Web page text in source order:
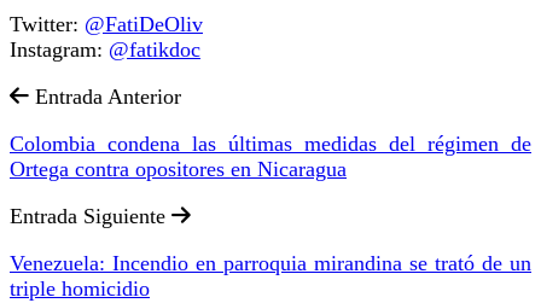
Twitter: @FatiDeOliv
Instagram: @fatikdoc
Entrada Anterior
Colombia condena las últimas medidas del régimen de
Ortega contra opositores en Nicaragua
Entrada Siguiente
Venezuela: Incendio en parroquia mirandina se trató de un
triple homicidio